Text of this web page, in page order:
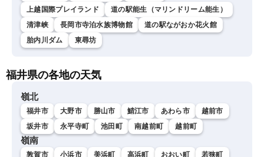
上越国際プレイランド
道の駅能生（マリンドリーム能生）
清津峡
長岡市寺泊水族博物館
道の駅ながおか花火館
胎内川ダム
東尋坊
福井県の各地の天気
嶺北
福井市 大野市 勝山市 鯖江市 あわら市
越前市
坂井市
永平寺町 池田町 南越前町 越前町
嶺南
敦賀市 小浜市 美浜町 高浜町 おおい町 若狭町